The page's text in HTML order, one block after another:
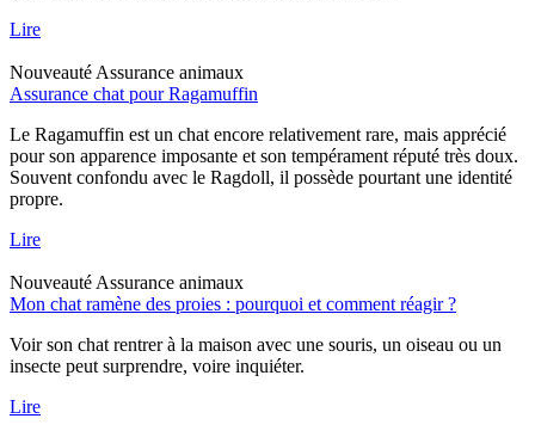
Lire
Nouveauté Assurance animaux
Assurance chat pour Ragamuffin
Le Ragamuffin est un chat encore relativement rare, mais apprécié
pour son apparence imposante et son tempérament réputé très doux.
Souvent confondu avec le Ragdoll, il possède pourtant une identité
propre.
Lire
Nouveauté Assurance animaux
Mon chat ramène des proies : pourquoi et comment réagir ?
Voir son chat rentrer à la maison avec une souris, un oiseau ou un
insecte peut surprendre, voire inquiéter.
Lire